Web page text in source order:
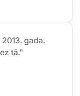
gada.
tā."